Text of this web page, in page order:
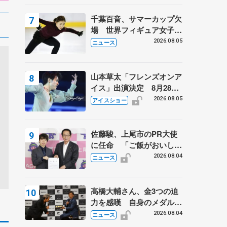
千葉百音、サマーカップ欠
場 世界フィギュア女子2
位
ニュース 2026.08.05
山本草太「フレンズオンア
イス」出演決定 8月28日
（金）2公演のみ 荒川静
アイスショー 2026.08.05
佐藤駿、上尾市のPR大使
に任命 「ご飯がおいし
く、住みやすいのが魅力」
ニュース 2026.08.04
高橋大輔さん、金3つの迫
力を感嘆 自身のメダルは
「どちらに？」 〝リス兄
ニュース 2026.08.04